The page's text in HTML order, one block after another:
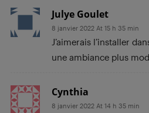
Julye Goulet
8 janvier 2022 At 15 h 35 min
J’aimerais l’installer
une ambiance plus
Cynthia
8 janvier 2022 At 14 h 35 min